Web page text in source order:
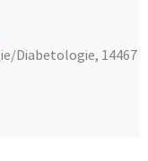
Diabetologie, 14467